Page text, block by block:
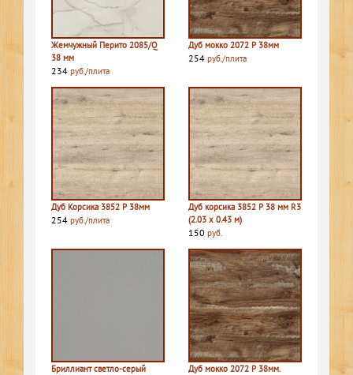
Жемчужный Перито 2085/Q
38 мм
234 руб./плита
Дуб мокко 2072 P 38мм
254 руб./плита
Дуб Корсика 3852 P 38мм
254 руб./плита
Дуб корсика 3852 P 38 мм R3
(2.03 х 0.43 м)
150 руб.
Бриллиант светло-серый
Дуб мокко 2072 P 38мм.